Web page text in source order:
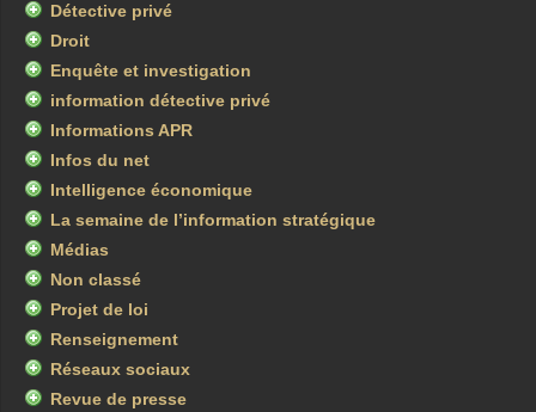
Détective privé
Droit
Enquête et investigation
information détective privé
Informations APR
Infos du net
Intelligence économique
La semaine de l’information stratégique
Médias
Non classé
Projet de loi
Renseignement
Réseaux sociaux
Revue de presse